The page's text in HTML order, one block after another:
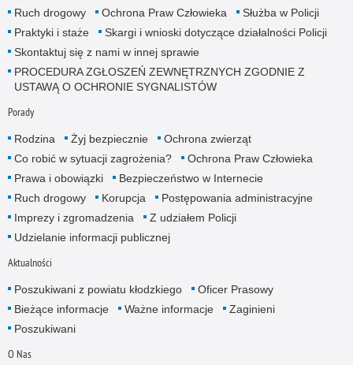
Ruch drogowy
Ochrona Praw Człowieka
Służba w Policji
Praktyki i staże
Skargi i wnioski dotyczące działalności Policji
Skontaktuj się z nami w innej sprawie
PROCEDURA ZGŁOSZEŃ ZEWNĘTRZNYCH ZGODNIE Z
USTAWĄ O OCHRONIE SYGNALISTÓW
Porady
Rodzina Żyj bezpiecznie
Ochrona zwierząt
Co robić w sytuacji zagrożenia?
Ochrona Praw Człowieka
Prawa i obowiązki
Bezpieczeństwo w Internecie
Ruch drogowy
Korupcja
Postępowania administracyjne
Imprezy i zgromadzenia
Z udziałem Policji
Udzielanie informacji publicznej
Aktualności
Poszukiwani z powiatu kłodzkiego
Oficer Prasowy
Bieżące informacje
Ważne informacje
Zaginieni
Poszukiwani
O Nas